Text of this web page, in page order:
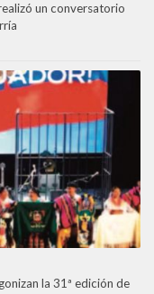
un conversatorio
la 31ª edición de